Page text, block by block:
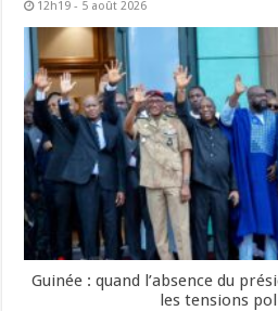
12h19 - 5 août 2026
Guinée : quand l’absence du
les tensions